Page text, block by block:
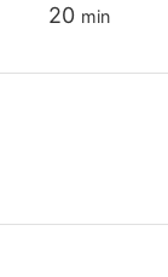
20minuten
min